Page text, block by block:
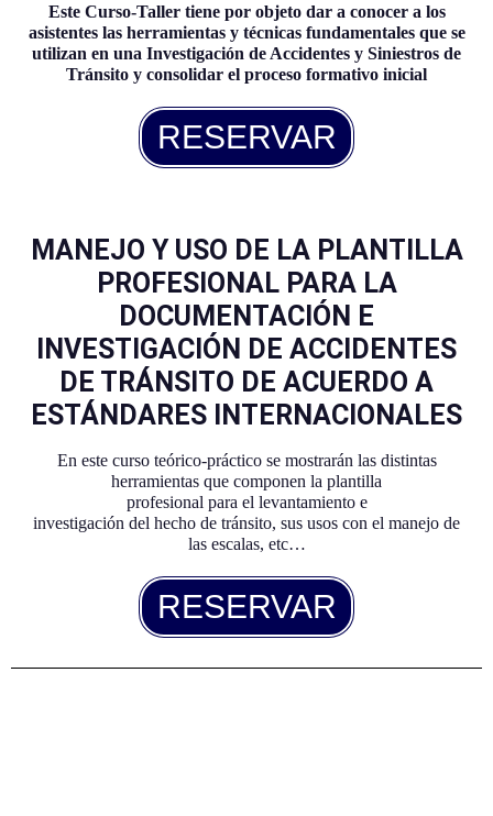
Este Curso-Taller tiene por objeto dar a conocer a los
asistentes las herramientas y técnicas fundamentales que se
utilizan en una Investigación de Accidentes y Siniestros de
Tránsito y consolidar el proceso formativo inicial
RESERVAR
MANEJO Y USO DE LA PLANTILLA
PROFESIONAL PARA LA
DOCUMENTACIÓN E
INVESTIGACIÓN DE ACCIDENTES
DE TRÁNSITO DE ACUERDO A
ESTÁNDARES INTERNACIONALES
En este curso teórico-práctico se mostrarán las distintas
herramientas que componen la plantilla
profesional para el levantamiento e
investigación del hecho de tránsito, sus usos con el manejo de
las escalas, etc…
RESERVAR